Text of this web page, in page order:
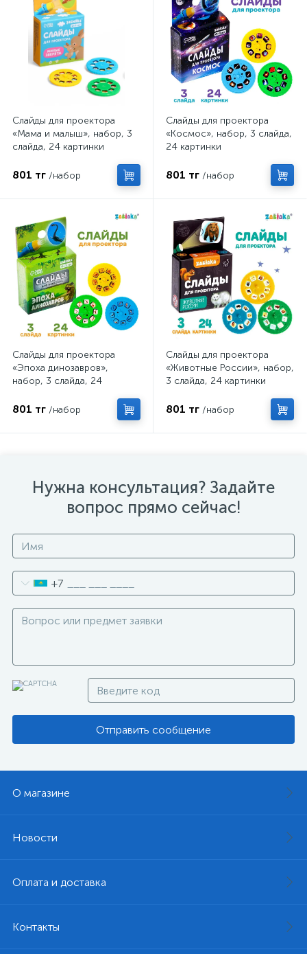
Слайды для проектора
«Мама и малыш», набор, 3
слайда, 24 картинки
801 тг /набор
Слайды для проектора
«Космос», набор, 3 слайда,
24 картинки
801 тг /набор
Слайды для проектора
«Эпоха динозавров»,
набор, 3 слайда, 24
801 тг /набор
Слайды для проектора
«Животные России», набор,
3 слайда, 24 картинки
801 тг /набор
Нужна консультация? Задайте
вопрос прямо сейчас!
+7
Отправить сообщение
О магазине
Новости
Оплата и доставка
Контакты